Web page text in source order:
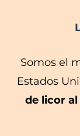
Somos el
Estados
de licor